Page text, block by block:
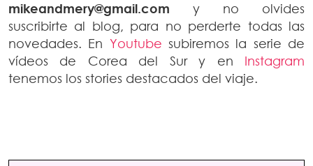
mikeandmery@gmail.com y no olvides
suscribirte al blog, para no perderte todas las
novedades. En Youtube subiremos la serie de
vídeos de Corea del Sur y en Instagram
tenemos los stories destacados del viaje.